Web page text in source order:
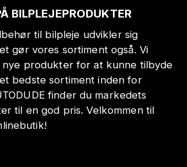
BILPLEJEPRODUKTER
til bilpleje udvikler sig
gør vores sortiment også. Vi
produkter for at kunne tilbyde
bedste sortiment inden for
finder du markedets
til en god pris. Velkommen til